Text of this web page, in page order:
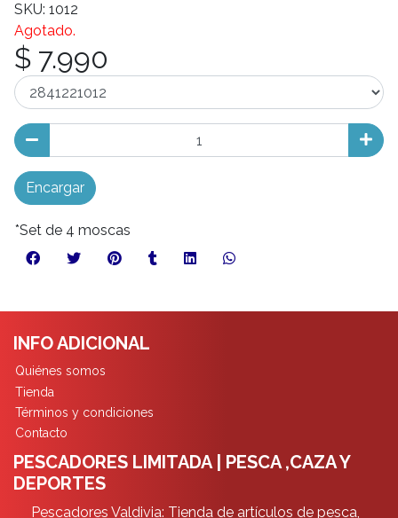
SKU: 1012
Agotado.
$ 7.990
Encargar
*Set de 4 moscas
INFO ADICIONAL
Quiénes somos
Tienda
Términos y condiciones
Contacto
PESCADORES LIMITADA | PESCA ,CAZA Y
DEPORTES
Pescadores Valdivia: Tienda de artículos de pesca,